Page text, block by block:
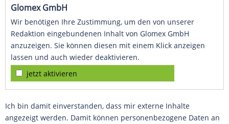
Glomex GmbH
Wir benötigen Ihre Zustimmung, um den von unserer
Redaktion eingebundenen Inhalt von Glomex GmbH
anzuzeigen. Sie können diesen mit einem Klick anzeigen
lassen und auch wieder deaktivieren.
jetzt aktivieren
Ich bin damit einverstanden, dass mir externe Inhalte
angezeigt werden. Damit können personenbezogene Daten an